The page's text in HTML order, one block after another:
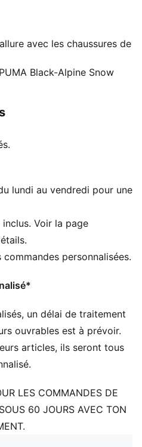
avec les chaussures de
de changements de
instinctives, elles
un retour d’énergie
stabilité infaillible.
d’au moins 20 %
optimale au milieu du
un amorti et un retour
soutien de la voûte
: recommandé pour les
16 ans
Black-Alpine Snow
lundi au vendredi pour une
Voir la page
personnalisées.
un délai de traitement
ouvrables est à prévoir.
articles, ils seront tous
LES COMMANDES DE
60 JOURS AVEC TON